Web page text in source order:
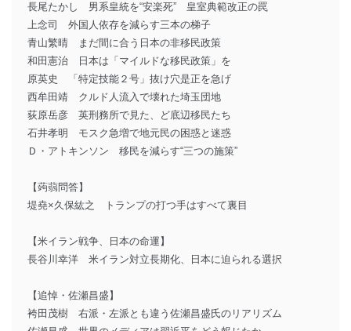
長尾たかし 男系皇統を“安楽死” 皇室典範改正の罠
上念司 外国人依存を減らす三本の梯子
青山繁晴 まだ間に合う日本の非移民政策
和田憲治 日本は「マイルドな移民政策」を
原英史 「特定技能２号」抜け穴是正を急げ
西牟田靖 クルド人流入で壊れた埼玉団地
荻原岳彦 英刑務所で見た、ど底辺移民たち
石井孝明 モスク急増で地元民の困惑と迷惑
Ｄ・アトキンソン 移民を減らす“三つの施策”
【蒟蒻問答】
堤堯×久保紘之 トランプの打つ手はすべて裏目
【米イラン戦争、日本の命運】
長谷川幸洋 米イラン対立長期化、日本に迫られる選択
【追悼・佐瀬昌盛】
袴田茂樹 右派・左派とも違う佐瀬昌盛氏のリアリズム